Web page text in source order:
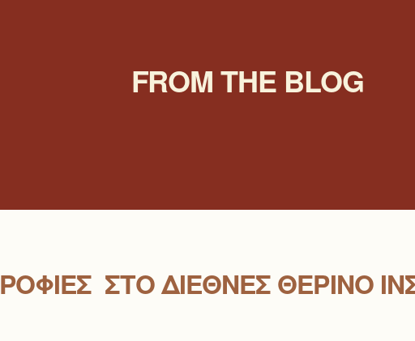
FROM THE BLOG
ΣΤΟ ΔΙΕΘΝΈΣ ΘΕΡΙΝΌ